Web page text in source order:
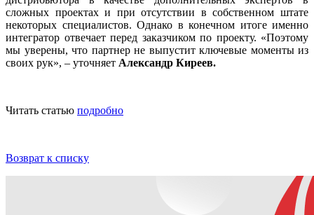
сложных проектах и при отсутствии в собственном штате
некоторых специалистов. Однако в конечном итоге именно
интегратор отвечает перед заказчиком по проекту. «Поэтому
мы уверены, что партнер не выпустит ключевые моменты из
своих рук», – уточняет Александр Киреев.
Читать статью подробно
Возврат к списку